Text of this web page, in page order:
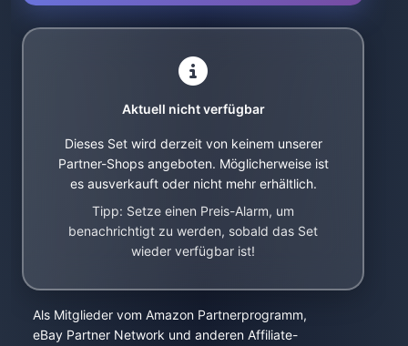
Aktuell nicht verfügbar
Dieses Set wird derzeit von keinem unserer
Partner-Shops angeboten. Möglicherweise ist
es ausverkauft oder nicht mehr erhältlich.
Tipp: Setze einen Preis-Alarm, um
benachrichtigt zu werden, sobald das Set
wieder verfügbar ist!
Als Mitglieder vom Amazon Partnerprogramm,
eBay Partner Network und anderen Affiliate-